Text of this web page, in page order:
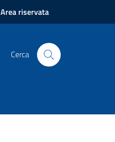
Area riservata
Cerca